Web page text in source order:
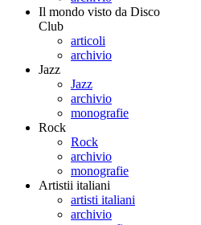
Il mondo visto da Disco
Club
articoli
archivio
Jazz
Jazz
archivio
monografie
Rock
Rock
archivio
monografie
Artistii italiani
artisti italiani
archivio